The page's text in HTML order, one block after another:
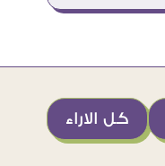
كل الاراء